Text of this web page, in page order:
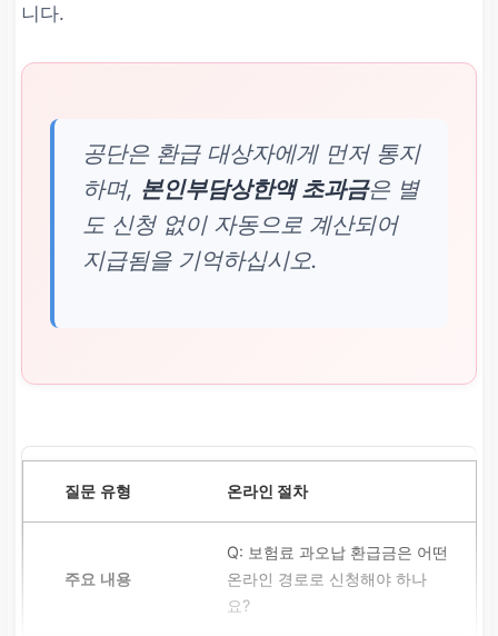
니다.
공단은 환급 대상자에게 먼저 통지
하며, 본인부담상한액 초과금은 별
도 신청 없이 자동으로 계산되어
지급됨을 기억하십시오.
온라인 절차
Q: 보험료 과오납 환급금은 어떤
온라인 경로로 신청해야 하나
요?